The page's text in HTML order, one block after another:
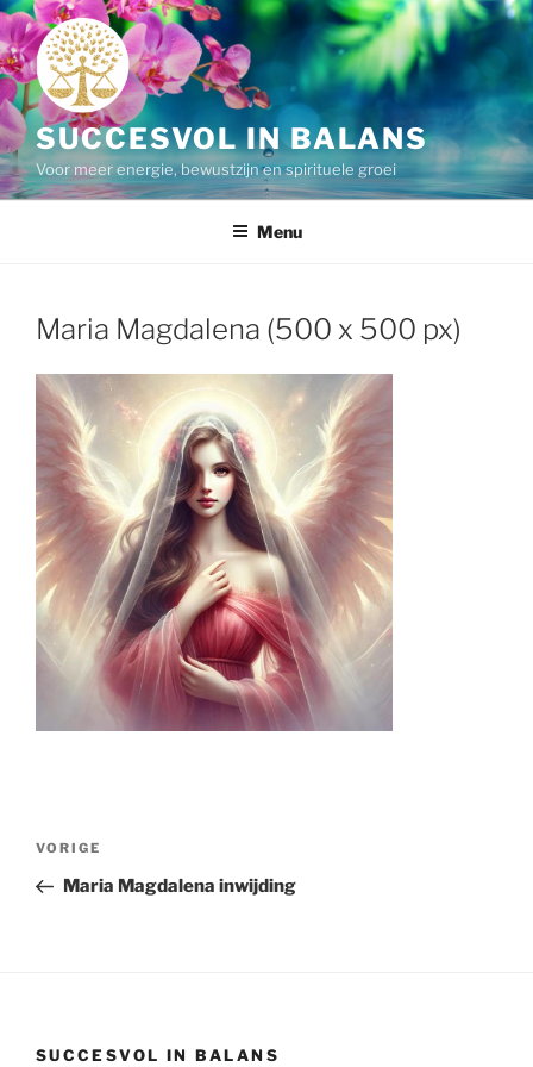
Ga
naar
de
inhoud
SUCCESVOL IN BALANS
Voor meer energie, bewustzijn en spirituele groei
Menu
Maria Magdalena (500 x 500 px)
Bericht
Vorig
bericht
VORIGE
Maria Magdalena inwijding
SUCCESVOL IN BALANS